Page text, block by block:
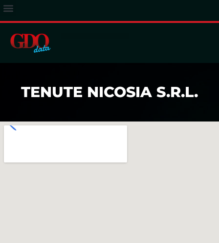
TENUTE NICOSIA S.R.L.